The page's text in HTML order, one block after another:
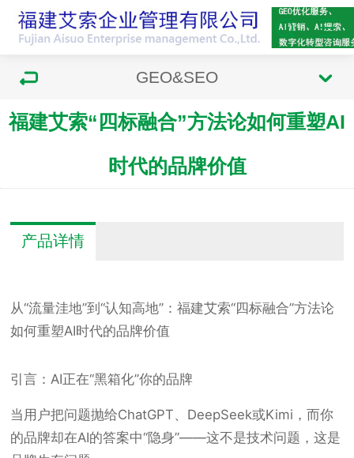
GEO&SEO
福建艾索“四标融合”方法论如何重塑AI
时代的品牌价值
产品详情
从“流量洼地”到“认知高地”：福建艾索“四标融合”方法论
如何重塑AI时代的品牌价值
引言：AI正在“黑箱化”你的品牌
当用户把问题抛给ChatGPT、DeepSeek或Kimi，而你
的品牌却在AI的答案中“隐身”——这不是技术问题，这是